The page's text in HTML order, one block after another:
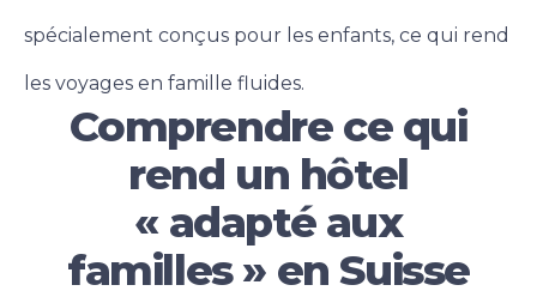
spécialement conçus pour les enfants, ce qui rend
les voyages en famille fluides.
Comprendre ce qui
rend un hôtel
« adapté aux
familles » en Suisse